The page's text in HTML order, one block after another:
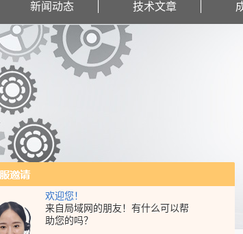
欢迎您！
来自局域网的朋友！有什么可以帮
助您的吗？
新闻动态 技术文章